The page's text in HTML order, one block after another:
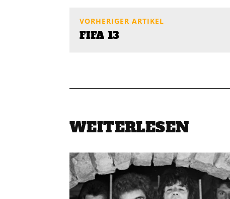
VORHERIGER ARTIKEL
FIFA 13
WEITERLESEN